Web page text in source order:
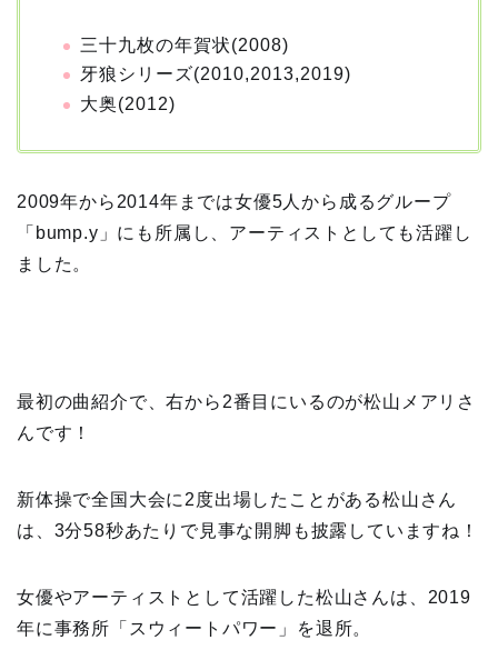
三十九枚の年賀状(2008)
牙狼シリーズ(2010,2013,2019)
大奥(2012)
2009年から2014年までは女優5人から成るグループ
「bump.y」にも所属し、アーティストとしても活躍し
ました。
最初の曲紹介で、右から2番目にいるのが松山メアリさ
んです！
新体操で全国大会に2度出場したことがある松山さん
は、3分58秒あたりで見事な開脚も披露していますね！
女優やアーティストとして活躍した松山さんは、2019
年に事務所「スウィートパワー」を退所。